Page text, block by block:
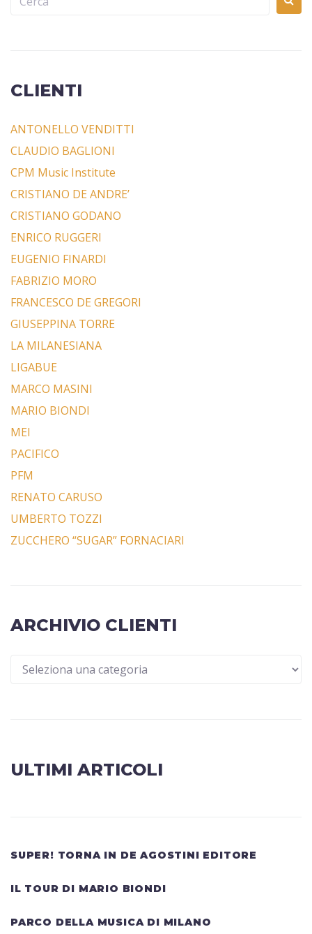
CLIENTI
ANTONELLO VENDITTI
CLAUDIO BAGLIONI
CPM Music Institute
CRISTIANO DE ANDRE’
CRISTIANO GODANO
ENRICO RUGGERI
EUGENIO FINARDI
FABRIZIO MORO
FRANCESCO DE GREGORI
GIUSEPPINA TORRE
LA MILANESIANA
LIGABUE
MARCO MASINI
MARIO BIONDI
MEI
PACIFICO
PFM
RENATO CARUSO
UMBERTO TOZZI
ZUCCHERO “SUGAR” FORNACIARI
ARCHIVIO CLIENTI
ULTIMI ARTICOLI
SUPER! TORNA IN DE AGOSTINI EDITORE
IL TOUR DI MARIO BIONDI
PARCO DELLA MUSICA DI MILANO